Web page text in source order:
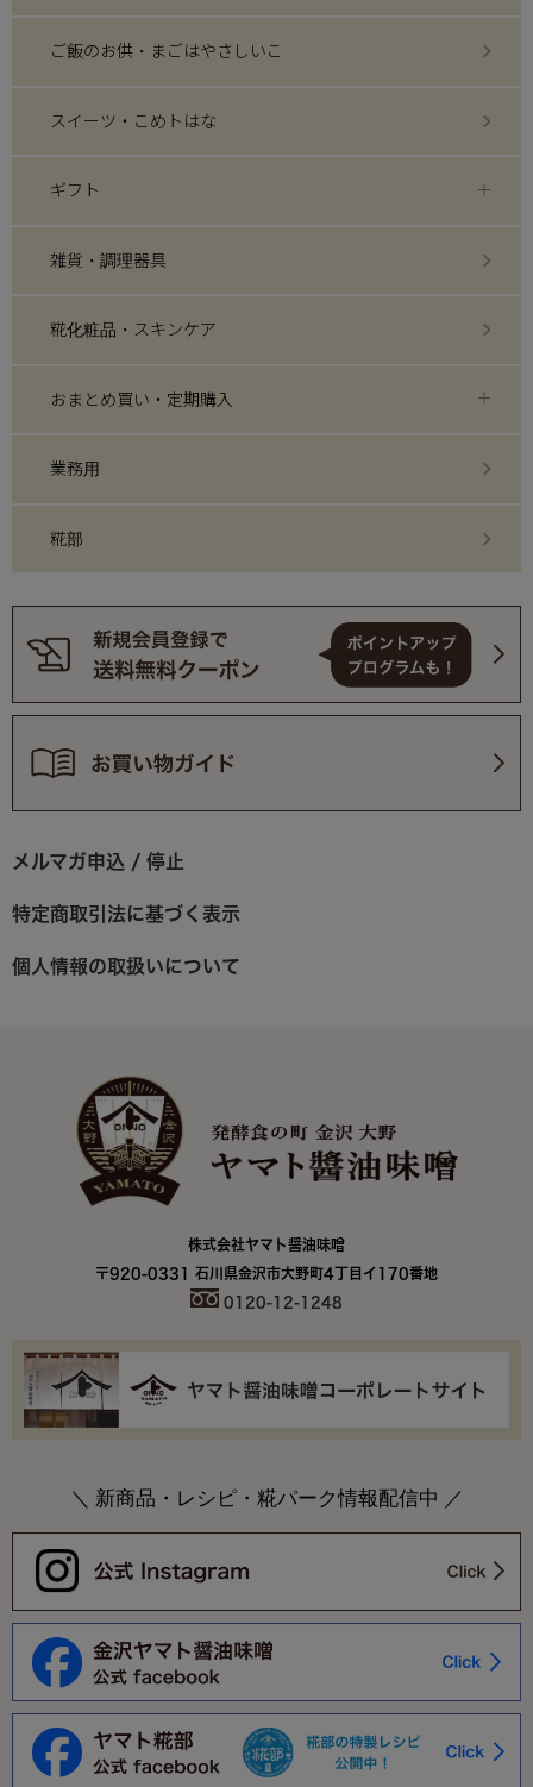
ご飯のお供・まごはやさしいこ
スイーツ・こめトはな
ギフト
雑貨・調理器具
糀化粧品・スキンケア
おまとめ買い・定期購入
業務用
糀部
メルマガ申込 / 停止
特定商取引法に基づく表示
個人情報の取扱いについて
株式会社ヤマト醤油味噌
〒920-0331 石川県金沢市大野町4丁目イ170番地
0120-12-1248
＼ 新商品・レシピ・糀パーク情報配信中 ／